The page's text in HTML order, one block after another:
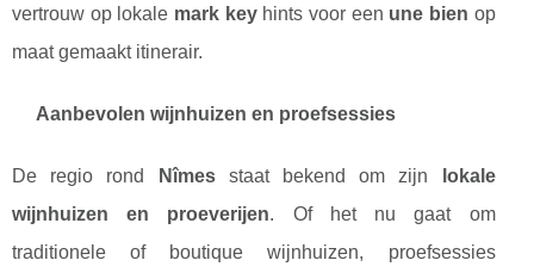
vertrouw op lokale mark keyhints voor een une bien op
maat gemaakt itinerair.
Aanbevolen wijnhuizen en proefsessies
De regio rond Nîmesstaat bekend om zijn
lokale
wijnhuizen en proeverijen. Of het nu gaat om
traditionele of boutique wijnhuizen, proefsessies